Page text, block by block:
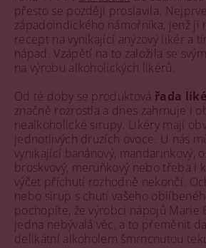
přesto se později proslavila.
západoindického námořníka, jenž ji
recept na vynikající anýzový likér a
nápad. Vzápětí na to založila se
na výrobu alkoholických likérů.
Od té doby se produktová řada
značně rozrostla a dnes zahrnuje i
nealkoholické sirupy. Likéry mají
jednotlivých druzích ovoce. U nás
vynikající banánový, mandarinkový,
broskvový, meruňkový nebo třeba i
výčet příchutí rozhodně nekončí.
nebo sirup s chutí vašeho
pochopíte, že výrobci nápojů Marie
jedna nebývalá věc, a to přeměnit
delikátní alkoholem šmrncnutou